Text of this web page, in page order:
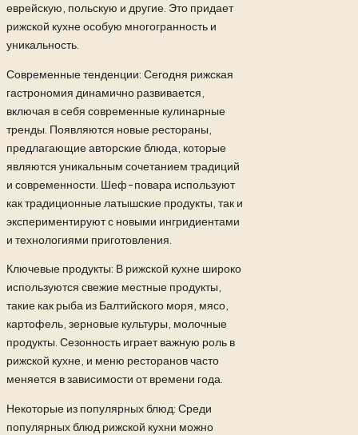
еврейскую, польскую и другие. Это придает
рижской кухне особую многогранность и
уникальность.
Современные тенденции: Сегодня рижская
гастрономия динамично развивается,
включая в себя современные кулинарные
тренды. Появляются новые рестораны,
предлагающие авторские блюда, которые
являются уникальным сочетанием традиций
и современности. Шеф-повара используют
как традиционные латышские продукты, так и
экспериментируют с новыми ингридиентами
и технологиями приготовления.
Ключевые продукты: В рижской кухне широко
используются свежие местные продукты,
такие как рыба из Балтийского моря, мясо,
картофель, зерновые культуры, молочные
продукты. Сезонность играет важную роль в
рижской кухне, и меню ресторанов часто
меняется в зависимости от времени года.
Некоторые из популярных блюд: Среди
популярных блюд рижской кухни можно